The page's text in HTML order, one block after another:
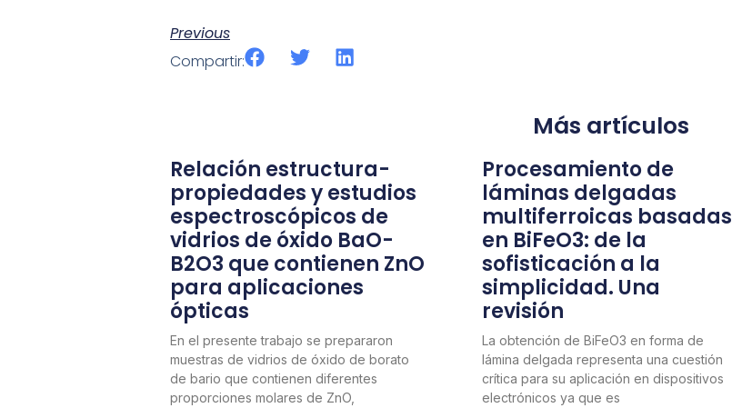
Previous
Compartir:
Más artículos
Relación estructura-
propiedades y estudios
espectroscópicos de
vidrios de óxido BaO-
B2O3 que contienen ZnO
para aplicaciones
ópticas
En el presente trabajo se prepararon
muestras de vidrios de óxido de borato
de bario que contienen diferentes
proporciones molares de ZnO,
Procesamiento de
láminas delgadas
multiferroicas basadas
en BiFeO3: de la
sofisticación a la
simplicidad. Una
revisión
La obtención de BiFeO3 en forma de
lámina delgada representa una cuestión
crítica para su aplicación en dispositivos
electrónicos ya que es